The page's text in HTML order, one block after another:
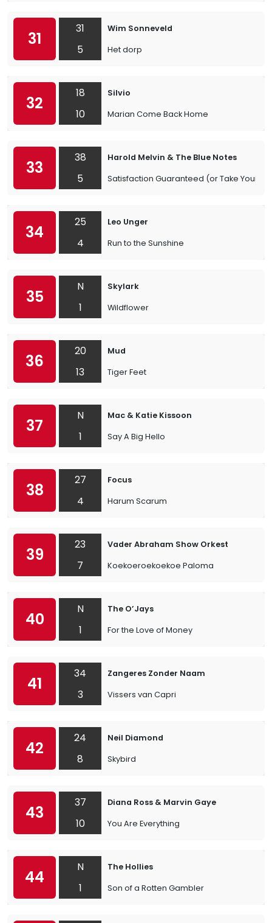
31
31
5
Wim Sonneveld
Het dorp
32
18
10
Silvio
Marian Come Back Home
33
38
5
Harold Melvin & The Blue Notes
Satisfaction Guaranteed (or Take Your
34
25
4
Leo Unger
Run to the Sunshine
35
N
1
Skylark
Wildflower
36
20
13
Mud
Tiger Feet
37
N
1
Mac & Katie Kissoon
Say A Big Hello
38
27
4
Focus
Harum Scarum
39
23
7
Vader Abraham Show Orkest
Koekoeroekoekoe Paloma
40
N
1
The O’Jays
For the Love of Money
41
34
3
Zangeres Zonder Naam
Vissers van Capri
42
24
8
Neil Diamond
Skybird
43
37
10
Diana Ross & Marvin Gaye
You Are Everything
44
N
1
The Hollies
Son of a Rotten Gambler